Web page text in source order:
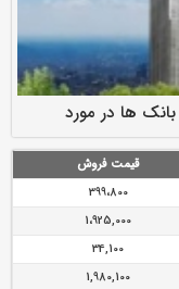
مدیرعامل بیمه
ها در مورد
قیمت فروش
399،800
1،925,000
34,100
1,980,100